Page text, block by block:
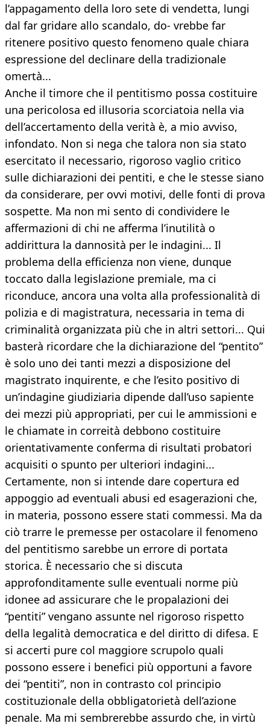
l’appagamento della loro sete di vendetta, lungi
dal far gridare allo scandalo, do- vrebbe far
ritenere positivo questo fenomeno quale chiara
espressione del declinare della tradizionale
omertà...
Anche il timore che il pentitismo possa costituire
una pericolosa ed illusoria scorciatoia nella via
dell’accertamento della verità è, a mio avviso,
infondato. Non si nega che talora non sia stato
esercitato il necessario, rigoroso vaglio critico
sulle dichiarazioni dei pentiti, e che le stesse siano
da considerare, per ovvi motivi, delle fonti di prova
sospette. Ma non mi sento di condividere le
affermazioni di chi ne afferma l’inutilità o
addirittura la dannosità per le indagini... Il
problema della efficienza non viene, dunque
toccato dalla legislazione premiale, ma ci
riconduce, ancora una volta alla professionalità di
polizia e di magistratura, necessaria in tema di
criminalità organizzata più che in altri settori... Qui
basterà ricordare che la dichiarazione del “pentito”
è solo uno dei tanti mezzi a disposizione del
magistrato inquirente, e che l’esito positivo di
un’indagine giudiziaria dipende dall’uso sapiente
dei mezzi più appropriati, per cui le ammissioni e
le chiamate in correità debbono costituire
orientativamente conferma di risultati probatori
acquisiti o spunto per ulteriori indagini...
Certamente, non si intende dare copertura ed
appoggio ad eventuali abusi ed esagerazioni che,
in materia, possono essere stati commessi. Ma da
ciò trarre le premesse per ostacolare il fenomeno
del pentitismo sarebbe un errore di portata
storica. È necessario che si discuta
approfonditamente sulle eventuali norme più
idonee ad assicurare che le propalazioni dei
“pentiti” vengano assunte nel rigoroso rispetto
della legalità democratica e del diritto di difesa. E
si accerti pure col maggiore scrupolo quali
possono essere i benefici più opportuni a favore
dei “pentiti”, non in contrasto col principio
costituzionale della obbligatorietà dell’azione
penale. Ma mi sembrerebbe assurdo che, in virtù